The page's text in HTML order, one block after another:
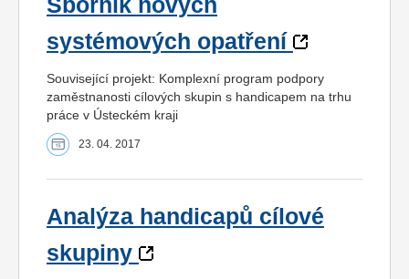
systémových opatření
Související projekt: Komplexní program podpory
zaměstnanosti cílových skupin s handicapem na trhu
práce v Ústeckém kraji
23. 04. 2017
Analýza handicapů cílové
skupiny